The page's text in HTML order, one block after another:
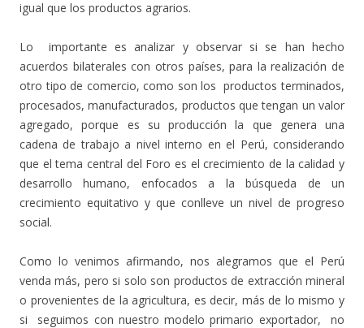
igual que los productos agrarios.
Lo importante es analizar y observar si se han hecho
acuerdos bilaterales con otros países, para la realización de
otro tipo de comercio, como son los productos terminados,
procesados, manufacturados, productos que tengan un valor
agregado, porque es su producción la que genera una
cadena de trabajo a nivel interno en el Perú, considerando
que el tema central del Foro es el crecimiento de la calidad y
desarrollo humano, enfocados a la búsqueda de un
crecimiento equitativo y que conlleve un nivel de progreso
social.
Como lo venimos afirmando, nos alegramos que el Perú
venda más, pero si solo son productos de extracción mineral
o provenientes de la agricultura, es decir, más de lo mismo y
si seguimos con nuestro modelo primario exportador, no